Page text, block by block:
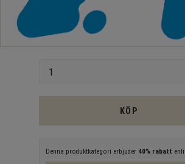
KÖP
Denna produktkategori erbjuder 40% rabatt